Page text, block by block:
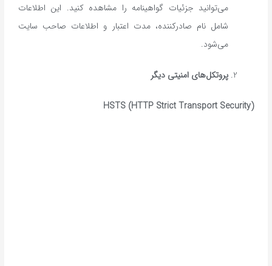
می‌توانید جزئیات گواهینامه را مشاهده کنید. این اطلاعات
شامل نام صادرکننده، مدت اعتبار و اطلاعات صاحب سایت
می‌شود.
پروتکل‌های امنیتی دیگر
HSTS (HTTP Strict Transport Security)